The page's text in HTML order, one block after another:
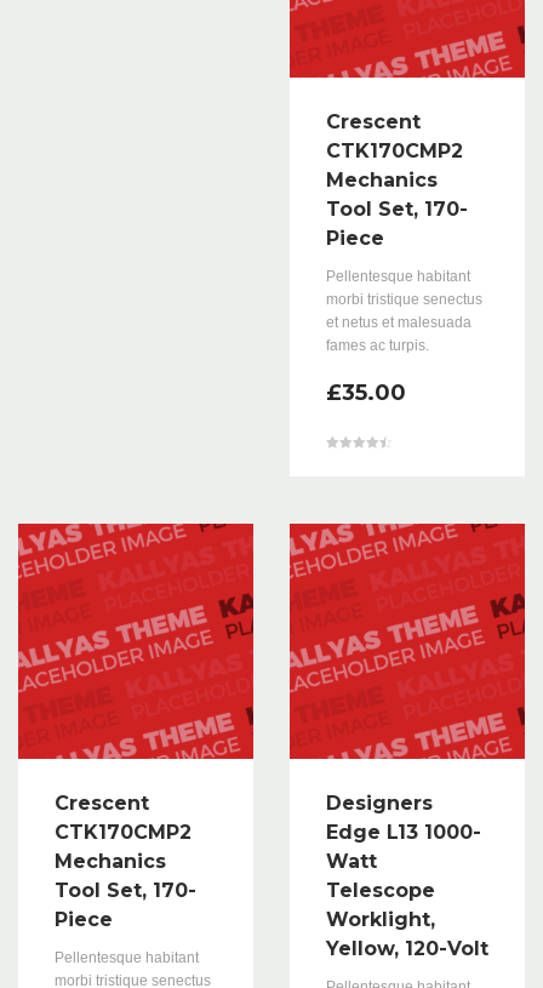
Crescent
CTK170CMP2
Mechanics
Tool Set, 170-
Piece
Pellentesque habitant
morbi tristique senectus
et netus et malesuada
fames ac turpis.
£35.00
Crescent
CTK170CMP2
Mechanics
Tool Set, 170-
Piece
Pellentesque habitant
morbi tristique senectus
Designers
Edge L13 1000-
Watt
Telescope
Worklight,
Yellow, 120-Volt